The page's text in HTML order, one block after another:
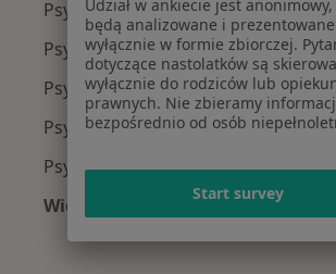
Psycholodzy z Medicover w
Psycholodzy z Allianz w Warszawie
Psycholodzy z INTER Polska w
Psycholodzy z Signal Iduna w
Psycholodzy z Compensa w
Więcej (10)
Udział w ankiecie jest
będą analizowane i prezentowane
wyłącznie w formie zbiorczej.
dotyczące nastolatków są
wyłącznie do rodziców lub
prawnych. Nie zbieramy
bezpośrednio od osób
Start survey